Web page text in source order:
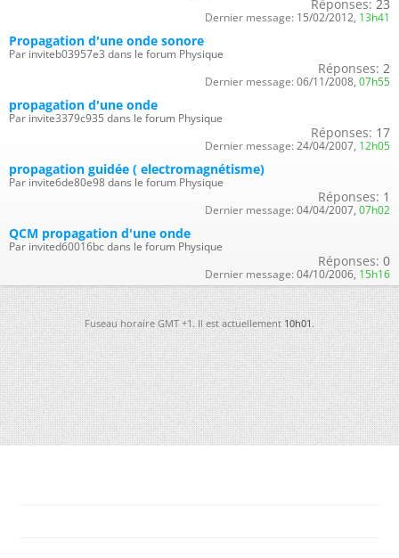
Réponses: 23
Dernier message: 15/02/2012, 13h41
Propagation d'une onde sonore
Par inviteb03957e3 dans le forum Physique
Réponses: 2
Dernier message: 06/11/2008, 07h55
propagation d'une onde
Par invite3379c935 dans le forum Physique
Réponses: 17
Dernier message: 24/04/2007, 12h05
propagation guidée ( electromagnétisme)
Par invite6de80e98 dans le forum Physique
Réponses: 1
Dernier message: 04/04/2007, 07h02
QCM propagation d'une onde
Par invited60016bc dans le forum Physique
Réponses: 0
Dernier message: 04/10/2006, 15h16
Fuseau horaire GMT +1. Il est actuellement10h01.